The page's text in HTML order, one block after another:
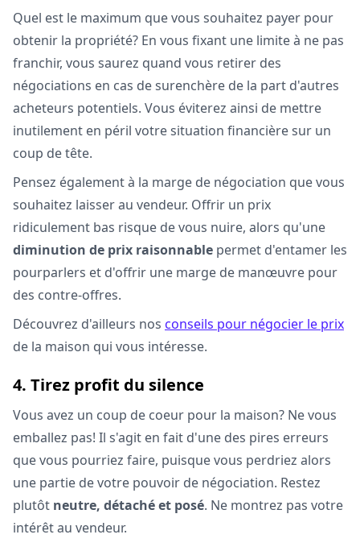
Quel est le maximum que vous souhaitez payer pour
obtenir la propriété? En vous fixant une limite à ne pas
franchir, vous saurez quand vous retirer des
négociations en cas de surenchère de la part d'autres
acheteurs potentiels. Vous éviterez ainsi de mettre
inutilement en péril votre situation financière sur un
coup de tête.
Pensez également à la marge de négociation que vous
souhaitez laisser au vendeur. Offrir un prix
ridiculement bas risque de vous nuire, alors qu'une
diminution de prix raisonnable permet d'entamer les
pourparlers et d'offrir une marge de manœuvre pour
des contre-offres.
Découvrez d'ailleurs nos conseils pour négocier le prix
de la maison qui vous intéresse.
4. Tirez profit du silence
Vous avez un coup de coeur pour la maison? Ne vous
emballez pas! Il s'agit en fait d'une des pires erreurs
que vous pourriez faire, puisque vous perdriez alors
une partie de votre pouvoir de négociation. Restez
plutôt neutre, détaché et posé. Ne montrez pas votre
intérêt au vendeur.